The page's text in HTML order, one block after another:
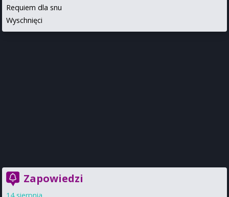
Requiem dla snu
Wyschnięci
Zapowiedzi
14 sierpnia